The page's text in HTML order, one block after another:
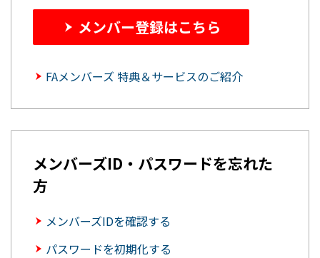
メンバー登録はこちら
FAメンバーズ 特典＆サービスのご紹介
メンバーズID・パスワードを忘れた
方
メンバーズIDを確認する
パスワードを初期化する